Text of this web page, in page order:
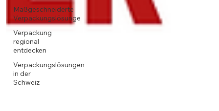
Maßgeschneiderte
Verpackungslösunge
Verpackung
regional
entdecken
Verpackungslösungen
in der
Schweiz